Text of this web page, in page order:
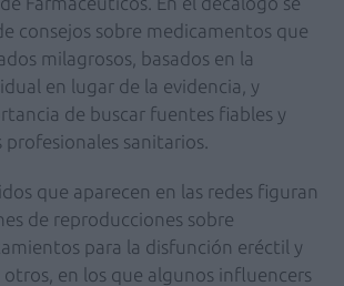
consejos sobre medicamentos que
milagrosos, basados en la
en lugar de la evidencia, y
de buscar fuentes fiables y
sanitarios.
que aparecen en las redes figuran
de reproducciones sobre
para la disfunción eréctil y
en los que algunos influencers